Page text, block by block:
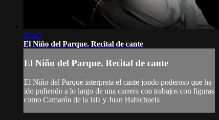
27:45
El Niño del Parque. Recital de cante
El Niño del Parque. Recital de cante
El Niño del Parque interpreta el cante jondo poderoso que ha
ido puliendo a lo largo de una carrera con trabajos con figuras
como Camarón de la Isla y Juan Habichuela